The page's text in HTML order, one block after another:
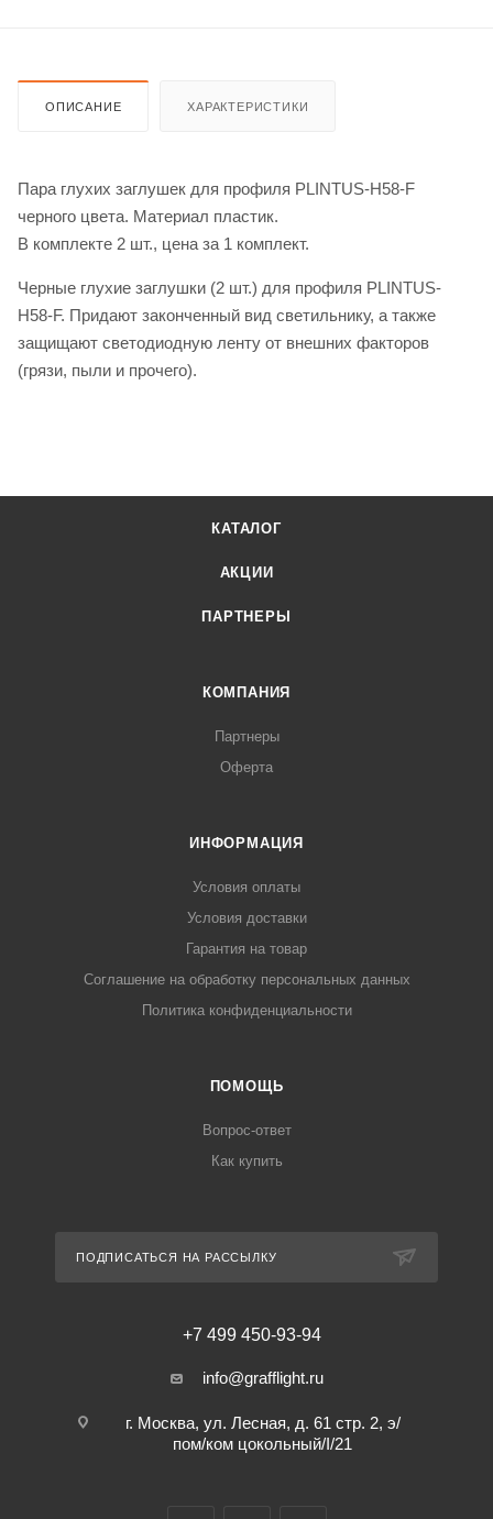
ОПИСАНИЕ ХАРАКТЕРИСТИКИ
Пара глухих заглушек для профиля PLINTUS-H58-F
черного цвета. Материал пластик.
В комплекте 2 шт., цена за 1 комплект.
Черные глухие заглушки (2 шт.) для профиля PLINTUS-
H58-F. Придают законченный вид светильнику, а также
защищают светодиодную ленту от внешних факторов
(грязи, пыли и прочего).
КАТАЛОГ
АКЦИИ
ПАРТНЕРЫ
КОМПАНИЯ
Партнеры
Оферта
ИНФОРМАЦИЯ
Условия оплаты
Условия доставки
Гарантия на товар
Соглашение на обработку персональных данных
Политика конфиденциальности
ПОМОЩЬ
Вопрос-ответ
Как купить
ПОДПИСАТЬСЯ НА РАССЫЛКУ
+7 499 450-93-94
info@grafflight.ru
г. Москва, ул. Лесная, д. 61 стр. 2, э/
пом/ком цокольный/I/21